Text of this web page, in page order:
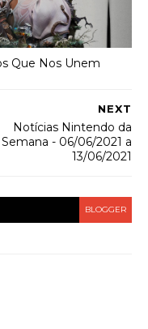
Que Nos Unem
NEXT
Notícias Nintendo da
Semana - 06/06/2021 a
13/06/2021
BLOGGER